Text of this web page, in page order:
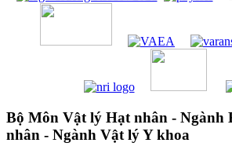
Bộ Môn Vật lý Hạt nhân - Ngành
nhân - Ngành Vật lý Y khoa